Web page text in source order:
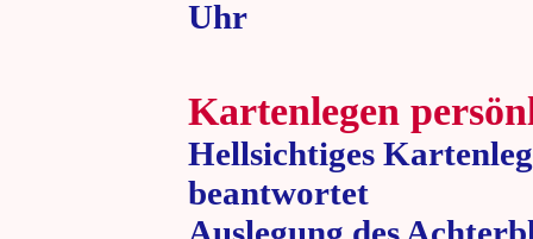
Uhr » 80
Kartenlegen
Hellsichtiges
beantwortet